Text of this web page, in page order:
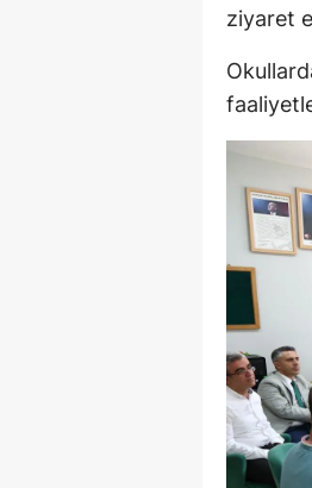
ziyaret